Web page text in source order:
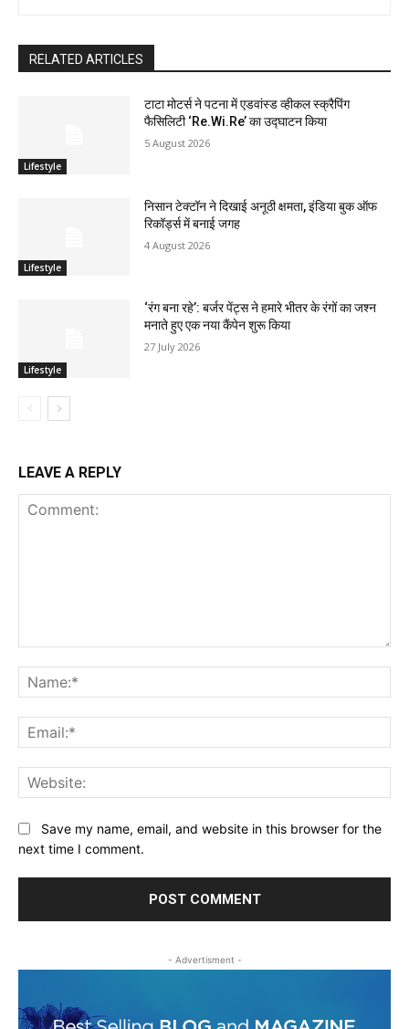
RELATED ARTICLES
Lifestyle
टाटा मोटर्स ने पटना में एडवांस्ड व्हीकल स्क्रैपिंग
फैसिलिटी ‘Re.Wi.Re’ का उद्घाटन किया
5 August 2026
Lifestyle
निसान टेक्टॉन ने दिखाई अनूठी क्षमता, इंडिया बुक ऑफ
रिकॉर्ड्स में बनाई जगह
4 August 2026
Lifestyle
‘रंग बना रहे’: बर्जर पेंट्स ने हमारे भीतर के रंगों का जश्न
मनाते हुए एक नया कैंपेन शुरू किया
27 July 2026
LEAVE A REPLY
Save my name, email, and website in this browser for the
next time I comment.
- Advertisment -